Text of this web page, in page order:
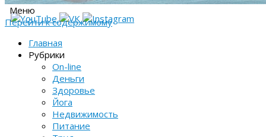
Меню
Перейти к содержимому
Главная
Рубрики
On-line
Деньги
Здоровье
Йога
Недвижимость
Питание